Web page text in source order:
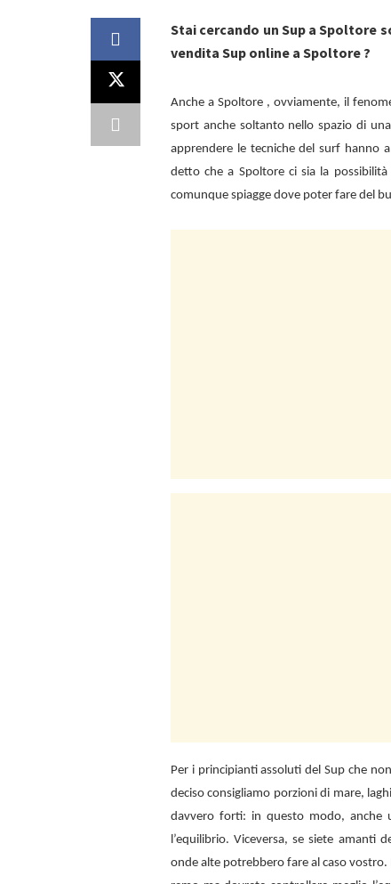
Stai cercando un Sup a Spoltore
vendita Sup online a Spoltore ?
Anche a Spoltore , ovviamente, il
sport anche soltanto nello spazio di
apprendere le tecniche del surf hanno
detto che a Spoltore ci sia la
comunque spiagge dove poter fare del
Per i principianti assoluti del Sup che
deciso consigliamo porzioni di mare,
davvero forti: in questo modo, anche
l’equilibrio. Viceversa, se siete amanti
onde alte potrebbero fare al caso